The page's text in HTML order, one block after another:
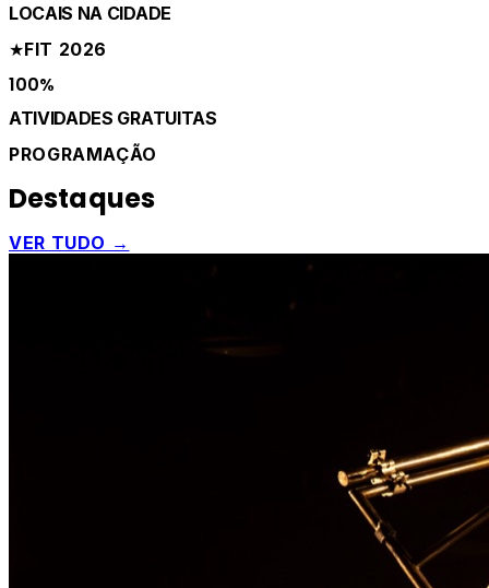
LOCAIS NA CIDADE
★FIT 2026
100%
ATIVIDADES GRATUITAS
PROGRAMAÇÃO
Destaques
VER TUDO →